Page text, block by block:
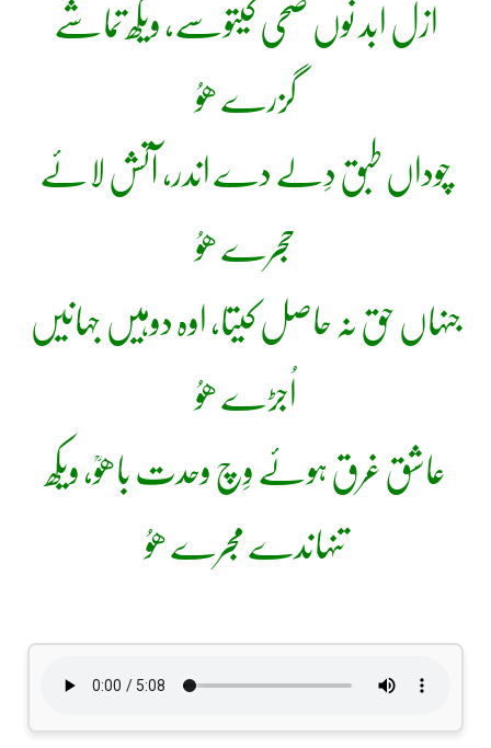
ازل ابد نوں صحی کیتوسے، ویکھ تماشے
گزرے ھوُ
چوداں طبق دِلے دے اندر، آتش لائے
حجرے ھوُ
جنہاں حق نہ حاصل کیتا، اوہ دوہیں جہانیں
اُجڑے ھوُ
عاشق غرق ہوئے وِچ وحدت باھوؒ، ویکھ
تنہاندے مجرے ھوُ